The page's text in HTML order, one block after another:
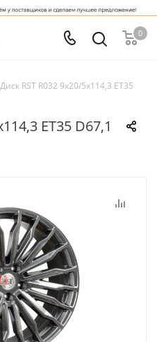
0
Диск RST R032 9x20/5x114,3 ET35
ET35 D67,1